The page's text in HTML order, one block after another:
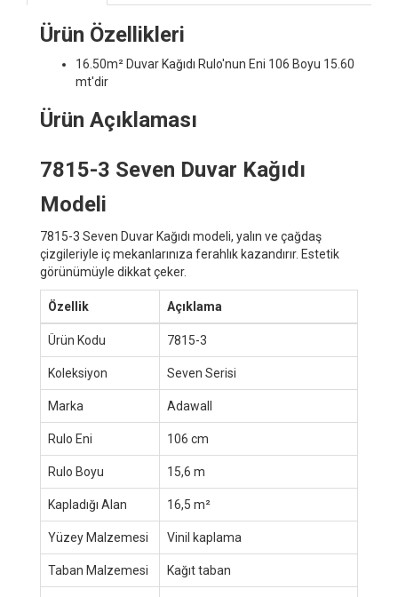
Ürün Özellikleri
16.50m² Duvar Kağıdı Rulo'nun Eni 106 Boyu 15.60
mt'dir
Ürün Açıklaması
7815-3 Seven Duvar Kağıdı
Modeli
7815-3 Seven Duvar Kağıdı modeli, yalın ve çağdaş
çizgileriyle iç mekanlarınıza ferahlık kazandırır. Estetik
görünümüyle dikkat çeker.
Özellik Açıklama
Ürün Kodu 7815-3
Koleksiyon Seven Serisi
Marka Adawall
Rulo Eni 106 cm
Rulo Boyu 15,6 m
Kapladığı Alan 16,5 m²
Yüzey Malzemesi Vinil kaplama
Taban Malzemesi Kağıt taban